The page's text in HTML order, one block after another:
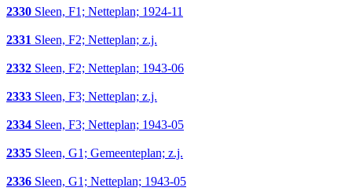
2330 Sleen, F1; Netteplan; 1924-11
2331 Sleen, F2; Netteplan; z.j.
2332 Sleen, F2; Netteplan; 1943-06
2333 Sleen, F3; Netteplan; z.j.
2334 Sleen, F3; Netteplan; 1943-05
2335 Sleen, G1; Gemeenteplan; z.j.
2336 Sleen, G1; Netteplan; 1943-05